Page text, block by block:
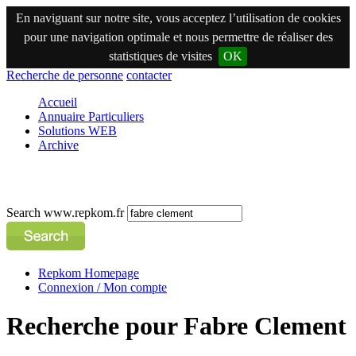
En naviguant sur notre site, vous acceptez l’utilisation de cookies
pour une navigation optimale et nous permettre de réaliser des
statistiques de visites
OK
Recherche de personne contacter
Accueil
Annuaire Particuliers
Solutions WEB
Archive
Search www.repkom.fr
Repkom Homepage
Connexion / Mon compte
Recherche pour Fabre Clement